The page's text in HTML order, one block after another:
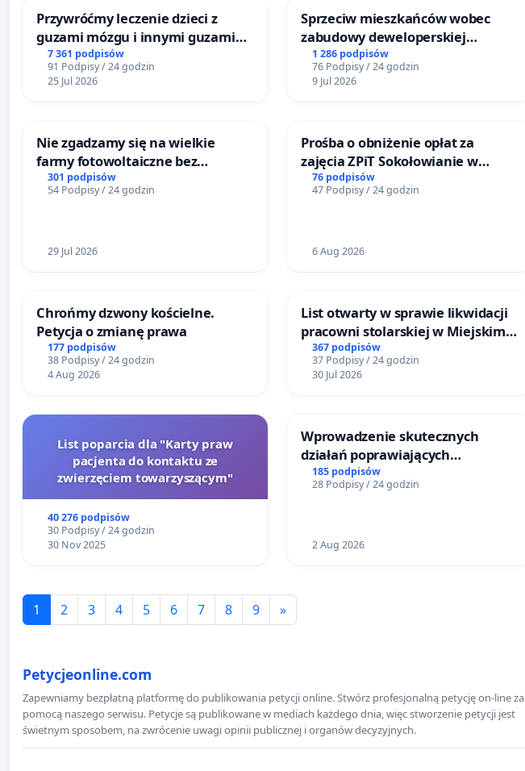
Przywróćmy leczenie dzieci z
guzami mózgu i innymi guzami
litymi do Górnośląskiego
Centrum Zdrowia Dziecka w
Katowicach
7 361 podpisów
91 Podpisy / 24 godzin
25 Jul 2026
Sprzeciw mieszkańców wobec
zabudowy deweloperskiej
terenow zielonych w rejonie
Bulwarów Straceńskich w Bielsku-
Białej
1 286 podpisów
76 Podpisy / 24 godzin
9 Jul 2026
Nie zgadzamy się na wielkie
farmy fotowoltaiczne bez
rzetelnych analiz i akceptacji
mieszkańców
301 podpisów
54 Podpisy / 24 godzin
29 Jul 2026
Prośba o obniżenie opłat za
zajęcia ZPiT Sokołowianie w
Sokołowskim Ośrodku Kultury
76 podpisów
47 Podpisy / 24 godzin
6 Aug 2026
Chrońmy dzwony kościelne.
Petycja o zmianę prawa
177 podpisów
38 Podpisy / 24 godzin
4 Aug 2026
List otwarty w sprawie likwidacji
pracowni stolarskiej w Miejskim
Teatrze Miniatura w Gdańsku
367 podpisów
37 Podpisy / 24 godzin
30 Jul 2026
List poparcia dla "Karty praw
pacjenta do kontaktu ze
zwierzęciem towarzyszącym"
40 276 podpisów
30 Podpisy / 24 godzin
30 Nov 2025
Wprowadzenie skutecznych
działań poprawiających
bezpieczeństwo na ulicy
Żeromskiego w Otwocku
185 podpisów
28 Podpisy / 24 godzin
2 Aug 2026
1 2 3 4 5 6 7 8 9 »
Petycjeonline.com
Zapewniamy bezpłatną platformę do publikowania petycji online. Stwórz profesjonalną petycję on-line za
pomocą naszego serwisu. Petycje są publikowane w mediach każdego dnia, więc stworzenie petycji jest
świetnym sposobem, na zwrócenie uwagi opinii publicznej i organów decyzyjnych.